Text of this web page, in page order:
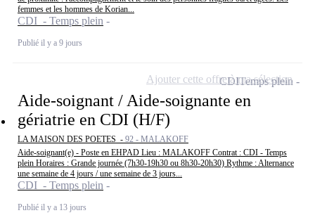
femmes et les hommes de Korian...
CDI - Temps plein
Publié il y a 9 jours
Aide-soignant / Aide-soignante en
gériatrie en CDI (H/F)
LA MAISON DES POETES - 92 - MALAKOFF
Aide-soignant(e) - Poste en EHPAD Lieu : MALAKOFF Contrat : CDI - Temps
plein Horaires : Grande journée (7h30-19h30 ou 8h30-20h30) Rythme : Alternance
une semaine de 4 jours / une semaine de 3 jours...
CDI - Temps plein
Publié il y a 13 jours
CDITemps plein
Ajouter cette offre à ma sélection